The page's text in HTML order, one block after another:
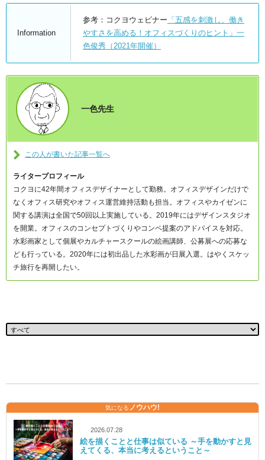
Information
参考：コクヨウェビナー 「五感を刺激し、働き
やすさを高める！オフィスづくりのヒント」一
色俊秀（2021年開催）
一色先生
この人が書いた記事一覧へ
ライタープロフィール
コクヨに42年間オフィスデザイナーとして勤務。オフィスデザインだけで
なくオフィス研究やオフィス運営維持活動も担当。オフィスやカイゼンに
関する講演は全国で50回以上実施している。2019年にはデザインスタジオ
を開業。オフィスのコンセプトづくりやコンペ提案のアドバイスを対応。
水彩画家として個展やカルチャースクールの絵画講師、公募展への応募な
ども行っている。2020年には初出品した水彩画が日展入選。はやくスケッ
チ旅行を再開したい。
気になるノウハウ!
2026.07.28
絵を描くことと仕事は似ている ～手を動かすと見
えてくる、本当に考えるということ～